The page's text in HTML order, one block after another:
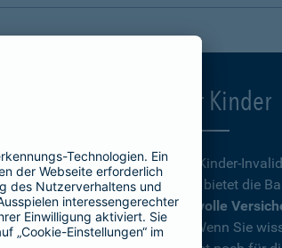
Mehr für Kinder
Neben dem Kinder-
Schutz KISS bietet die
weiteresinnvolle
für Kinder
. Wenn Sie